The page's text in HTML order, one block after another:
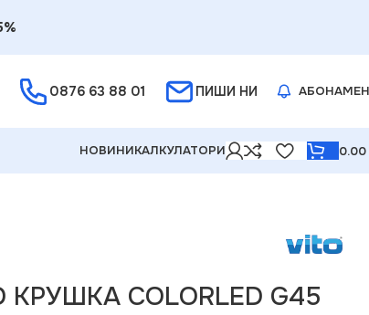
0876 63 88 01 ПИШИ НИ
НОВИНИКАЛКУЛАТОРИ 0.00
КРУШКА COLORLED G45